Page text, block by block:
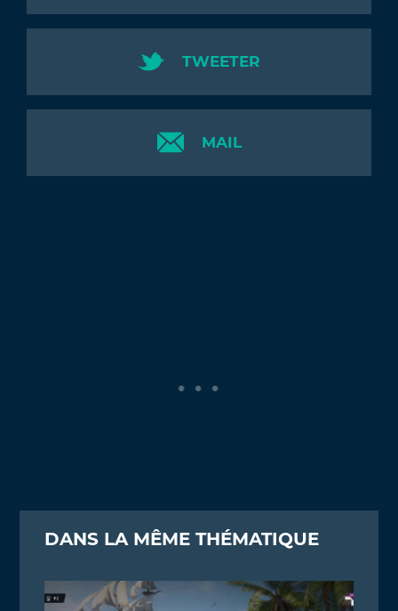
TWEETER
MAIL
DANS LA MÊME THÉMATIQUE